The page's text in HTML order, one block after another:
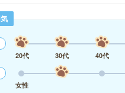
20代
30代 40代
女性